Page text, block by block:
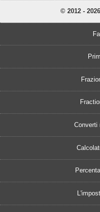
© 2012 -
Converti